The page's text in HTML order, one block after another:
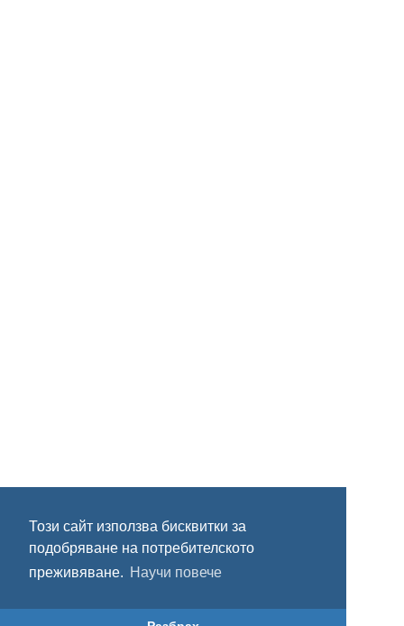
Този сайт използва бисквитки за
подобряване на потребителското
преживяване. Научи повече